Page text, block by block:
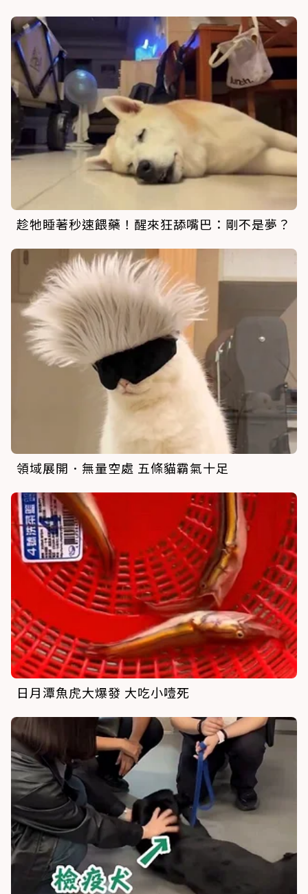
趁牠睡著秒速餵藥！醒來狂舔嘴巴：剛不是夢？
領域展開．無量空處 五條貓霸氣十足
日月潭魚虎大爆發 大吃小噎死